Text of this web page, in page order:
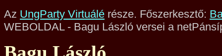
Az UngParty Virtuálé része. Főszerkesztő:
WEBOLDAL - Bagu László versei a